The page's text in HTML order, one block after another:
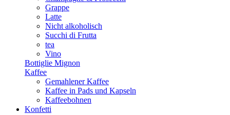
Grappe
Latte
Nicht alkoholisch
Succhi di Frutta
tea
Vino
Bottiglie Mignon
Kaffee
Gemahlener Kaffee
Kaffee in Pads und Kapseln
Kaffeebohnen
Konfetti